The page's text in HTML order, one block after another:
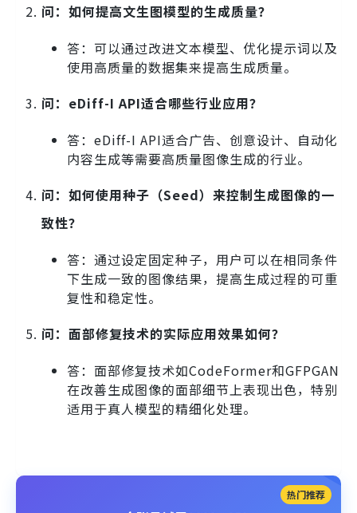
问：如何提高文生图模型的生成质量？
答：可以通过改进文本模型、优化提示词以及
使用高质量的数据集来提高生成质量。
问：eDiff-I API适合哪些行业应用？
答：eDiff-I API适合广告、创意设计、自动化
内容生成等需要高质量图像生成的行业。
问：如何使用种子（Seed）来控制生成图像的一
致性？
答：通过设定固定种子，用户可以在相同条件
下生成一致的图像结果，提高生成过程的可重
复性和稳定性。
问：面部修复技术的实际应用效果如何？
答：面部修复技术如CodeFormer和GFPGAN
在改善生成图像的面部细节上表现出色，特别
适用于真人模型的精细化处理。
热门推荐